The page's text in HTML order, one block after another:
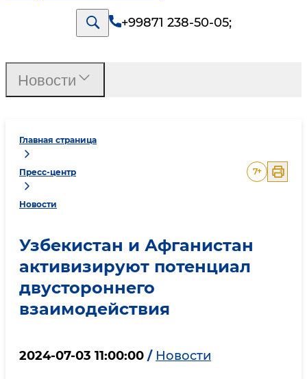
+99871 238-50-05;
Главная страница
Пресс-центр
Новости
7+
Узбекистан и Афганистан
активизируют потенциал
двустороннего
взаимодействия
2024-07-03 11:00:00 / Новости
Новости